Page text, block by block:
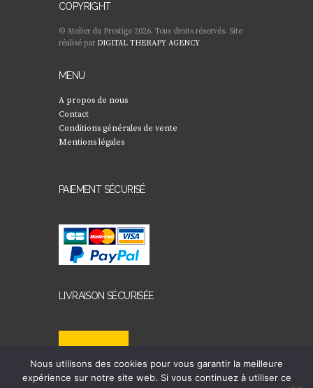
COPYRIGHT
© Atelier du Prestige 2026. Tous droits réservés. Site
réalisé par DIGITAL THERAPY AGENCY
MENU
A propos de nous
Contact
Conditions générales de vente
Mentions légales
PAIEMENT SÉCURISÉ
LIVRAISON SÉCURISÉE
Nous utilisons des cookies pour vous garantir la meilleure
expérience sur notre site web. Si vous continuez à utiliser ce